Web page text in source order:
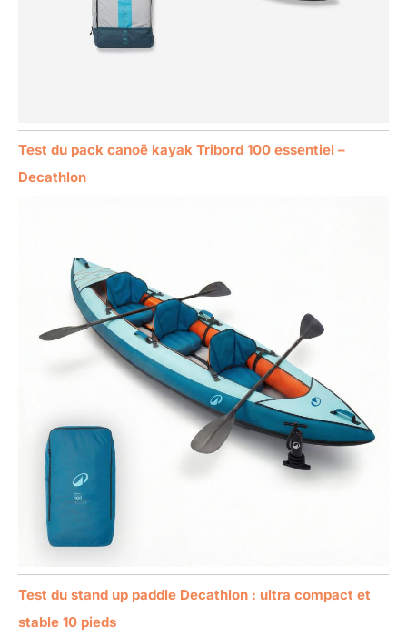
Test du pack canoë kayak Tribord 100 essentiel –
Decathlon
Test du stand up paddle Decathlon : ultra compact et
stable 10 pieds